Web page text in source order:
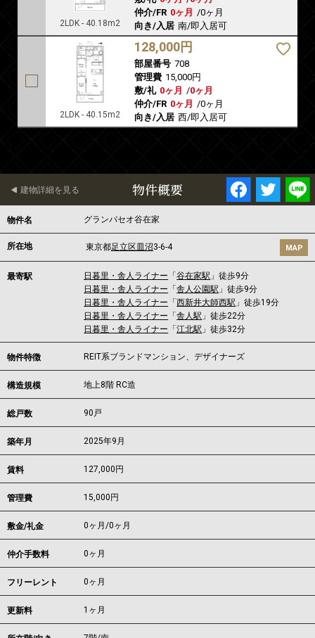
2LDK - 40.18m2
仲介/FR 0ヶ月 /0ヶ月
向き/入居 南/即入居可
2LDK - 40.15m2
128,000円
部屋番号 708
管理費 15,000円
敷/礼 0ヶ月 /0ヶ月
仲介/FR 0ヶ月 /0ヶ月
向き/入居 西/即入居可
物件概要
建物詳細を見る
物件名 グランパセオ谷在家
所在地 東京都足立区 皿沼3-6-4 MAP
最寄駅 日暮里・舎人ライナー 「谷在家駅 」徒歩9分
日暮里・舎人ライナー 「舎人公園駅 」徒歩9分
日暮里・舎人ライナー 「西新井大師西駅 」徒歩19分
日暮里・舎人ライナー 「舎人駅 」徒歩22分
日暮里・舎人ライナー 「江北駅 」徒歩32分
物件特徴 REIT系ブランドマンション、デザイナーズ
構造規模 地上8階 RC造
総戸数 90戸
築年月 2025年9月
賃料 127,000 円
管理費 15,000円
敷金/礼金 0ヶ月/0ヶ月
仲介手数料 0ヶ月
フリーレント 0ヶ月
更新料 1ヶ月